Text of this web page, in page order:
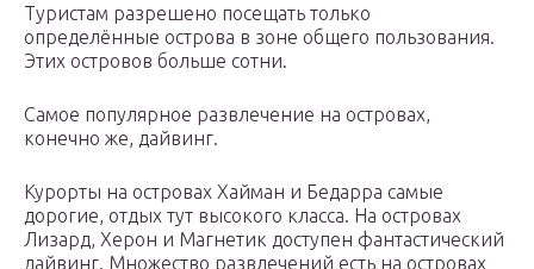
Туристам разрешено посещать только
определённые острова в зоне общего пользования.
Этих островов больше сотни.
Самое популярное развлечение на островах,
конечно же, дайвинг.
Курорты на островах Хайман и Бедарра самые
дорогие, отдых тут высокого класса. На островах
Лизард, Херон и Магнетик доступен фантастический
дайвинг. Множество развлечений есть на островах